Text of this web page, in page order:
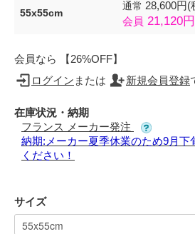
55x55cm
通常 28,600円(
会員 21,120
会員なら 【26%OFF】
ログイン または 新規会員登録
在庫状況・納期
フランス メーカー発注
納期:メーカー夏季休業のため9月下
ください！
サイズ